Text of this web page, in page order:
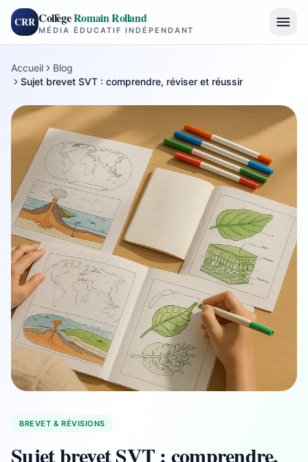
CRR CollègeRomain Rolland
MÉDIA ÉDUCATIF INDÉPENDANT
Accueil
Blog
Sujet brevet SVT : comprendre, réviser et réussir
BREVET & RÉVISIONS
Sujet brevet SVT : comprendre,